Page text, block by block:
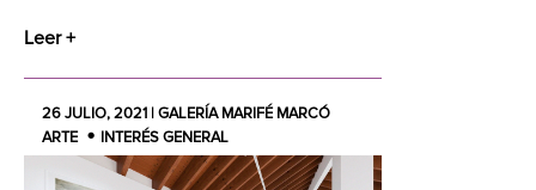
Leer +
26 JULIO, 2021 | GALERÍA MARIFÉ MARCÓ
ARTE
INTERÉS GENERAL